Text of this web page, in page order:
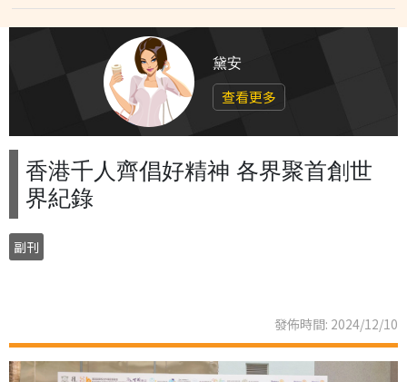
黛安
查看更多
香港千人齊倡好精神 各界聚首創世
界紀錄
副刊
發佈時間: 2024/12/10